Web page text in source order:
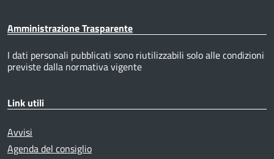
Amministrazione Trasparente
I dati personali pubblicati sono riutilizzabili solo alle condizioni
previste dalla normativa vigente
Link utili
Avvisi
Agenda del consiglio